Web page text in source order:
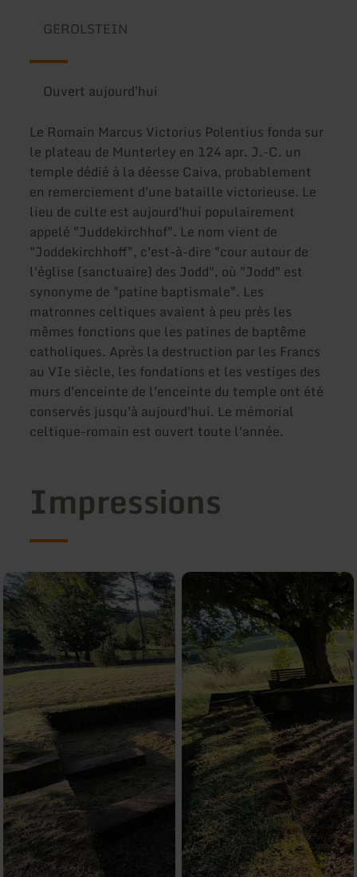
GEROLSTEIN
Ouvert aujourd'hui
Le Romain Marcus Victorius Polentius fonda sur
le plateau de Munterley en 124 apr. J.-C. un
temple dédié à la déesse Caiva, probablement
en remerciement d'une bataille victorieuse. Le
lieu de culte est aujourd'hui populairement
appelé "Juddekirchhof". Le nom vient de
"Joddekirchhoff", c'est-à-dire "cour autour de
l'église (sanctuaire) des Jodd", où "Jodd" est
synonyme de "patine baptismale". Les
matronnes celtiques avaient à peu près les
mêmes fonctions que les patines de baptême
catholiques. Après la destruction par les Francs
au VIe siècle, les fondations et les vestiges des
murs d'enceinte de l'enceinte du temple ont été
conservés jusqu'à aujourd'hui. Le mémorial
celtique-romain est ouvert toute l'année.
Impressions